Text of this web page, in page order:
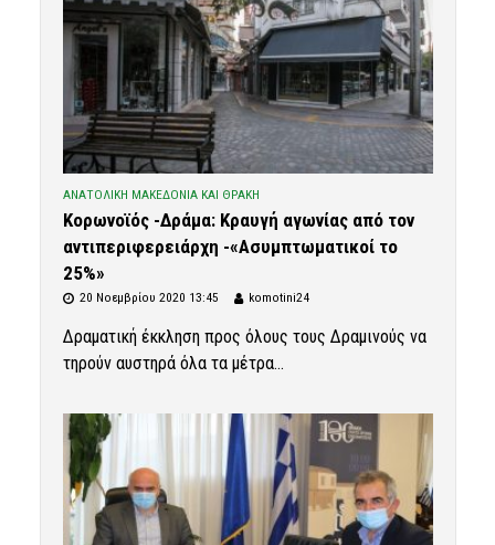
ΑΝΑΤΟΛΙΚΗ ΜΑΚΕΔΟΝΙΑ ΚΑΙ ΘΡΑΚΗ
Κορωνοϊός -Δράμα: Κραυγή αγωνίας από τον
αντιπεριφερειάρχη -«Ασυμπτωματικοί το
25%»
20 Νοεμβρίου 2020 13:45 komotini24
Δραματική έκκληση προς όλους τους Δραμινούς να
τηρούν αυστηρά όλα τα μέτρα...